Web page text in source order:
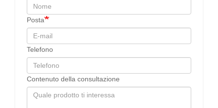
Posta
Telefono
Contenuto della consultazione